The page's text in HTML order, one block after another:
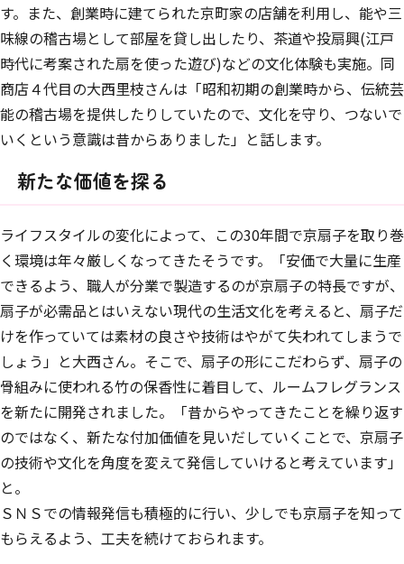
す。また、創業時に建てられた京町家の店舗を利用し、能や三
味線の稽古場として部屋を貸し出したり、茶道や投扇興(江戸
時代に考案された扇を使った遊び)などの文化体験も実施。同
商店４代目の大西里枝さんは「昭和初期の創業時から、伝統芸
能の稽古場を提供したりしていたので、文化を守り、つないで
いくという意識は昔からありました」と話します。
新たな価値を探る
ライフスタイルの変化によって、この30年間で京扇子を取り巻
く環境は年々厳しくなってきたそうです。「安価で大量に生産
できるよう、職人が分業で製造するのが京扇子の特長ですが、
扇子が必需品とはいえない現代の生活文化を考えると、扇子だ
けを作っていては素材の良さや技術はやがて失われてしまうで
しょう」と大西さん。そこで、扇子の形にこだわらず、扇子の
骨組みに使われる竹の保香性に着目して、ルームフレグランス
を新たに開発されました。「昔からやってきたことを繰り返す
のではなく、新たな付加価値を見いだしていくことで、京扇子
の技術や文化を角度を変えて発信していけると考えています」
と。
ＳＮＳでの情報発信も積極的に行い、少しでも京扇子を知って
もらえるよう、工夫を続けておられます。